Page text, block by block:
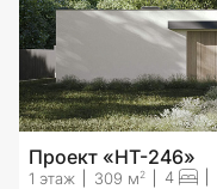
Проект «HT-246»
1 этаж 309 м 2 4